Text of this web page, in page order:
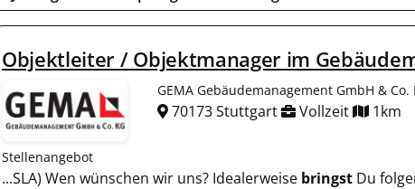
Objektleiter / Objektmanager im
GEMA Gebäudemanagement GmbH & Co.
70173 Stuttgart Vollzeit 1km
Stellenangebot
...SLA) Wen wünschen wir uns? Idealerweise bringst Du